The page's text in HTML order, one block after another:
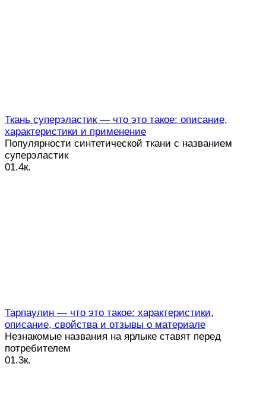
Ткань суперэластик — что это такое: описание,
характеристики и применение
Популярности синтетической ткани с названием
суперэластик
01.4к.
Тарпаулин — что это такое: характеристики,
описание, свойства и отзывы о материале
Незнакомые названия на ярлыке ставят перед
потребителем
01.3к.